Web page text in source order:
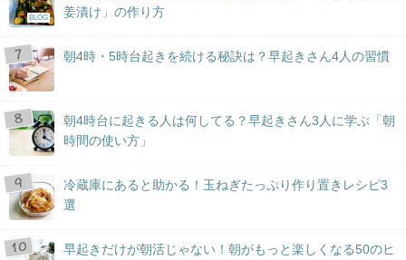
BLOG
姜漬け」の作り方
朝4時・5時台起きを続ける秘訣は？早起きさん4人の習慣
朝4時台に起きる人は何してる？早起きさん3人に学ぶ「朝
時間の使い方」
冷蔵庫にあると助かる！玉ねぎたっぷり作り置きレシピ3
選
早起きだけが朝活じゃない！朝がもっと楽しくなる50のヒ